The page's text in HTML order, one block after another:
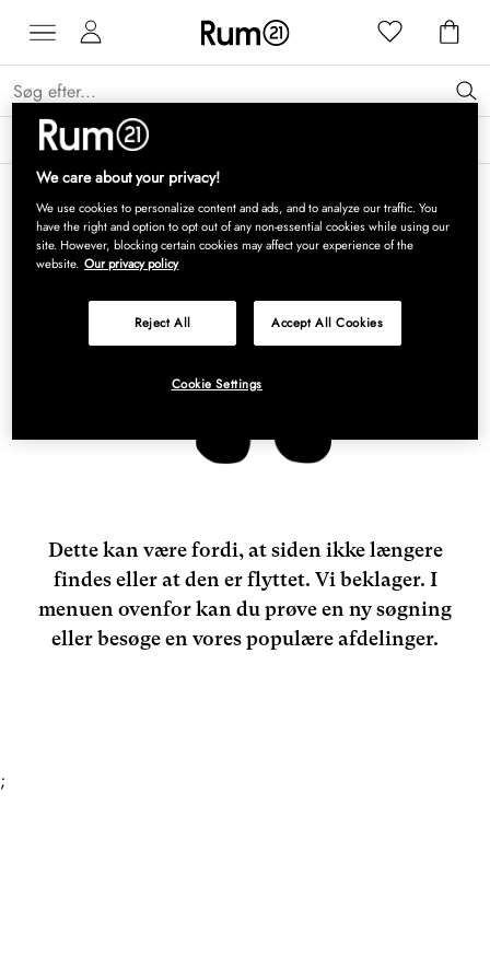
Få 15 % på Grythyttan Stålmöbler* →
Dette kan være fordi, at siden ikke længere
findes eller at den er flyttet. Vi beklager. I
menuen ovenfor kan du prøve en ny søgning
eller besøge en vores populære afdelinger.
;
We care about your privacy!
We use cookies to personalize content and ads, and to analyze our traffic. You
have the right and option to opt out of any non-essential cookies while using our
site. However, blocking certain cookies may affect your experience of the
website. Our privacy policy
Reject All Accept All Cookies
Cookie Settings